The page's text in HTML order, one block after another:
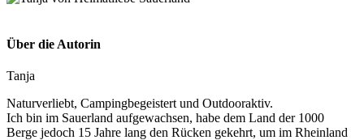
Über die Autorin
Tanja
Naturverliebt, Campingbegeistert und Outdooraktiv.
Ich bin im Sauerland aufgewachsen, habe dem Land der 1000
Berge jedoch 15 Jahre lang den Rücken gekehrt, um im Rheinland